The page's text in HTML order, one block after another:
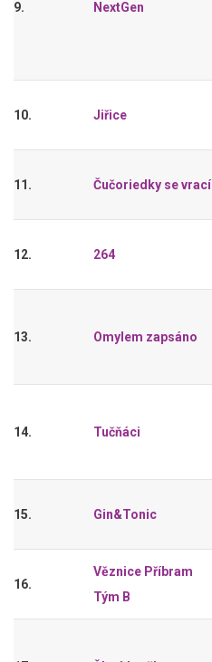
9. NextGen
10. Jiřice
11. Čučoriedky se vrací
12. 264
13. Omylem zapsáno
14. Tučňáci
15. Gin&Tonic
16.
Věznice Příbram
Tým B